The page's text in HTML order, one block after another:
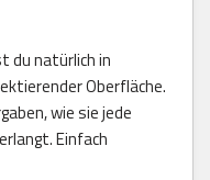
du natürlich in
Oberfläche.
wie sie jede
Einfach